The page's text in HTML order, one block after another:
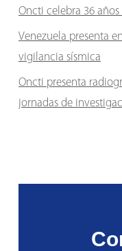
Oncti celebra 36
Venezuela presenta
vigilancia sísmica
Oncti presenta
jornadas de